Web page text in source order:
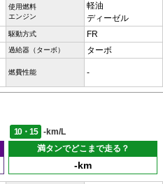
使用燃料
エンジン
軽油
ディーゼル
駆動方式 FR
過給器（ターボ） ターボ
燃費性能 -
10・15
-km/L
満タンでどこまで走る？
-km